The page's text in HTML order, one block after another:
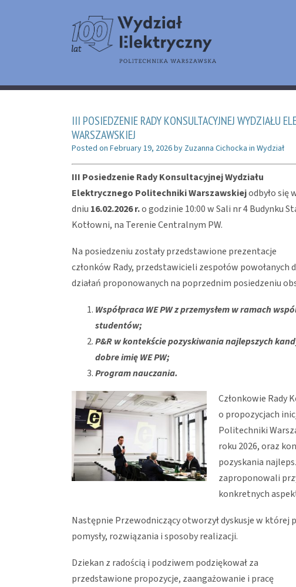
III POSIEDZENIE RADY KONSULTACYJNEJ WYDZIAŁU
WARSZAWSKIEJ
Posted on February 19, 2026by Zuzanna Cichocka in Wydział
III Posiedzenie Rady Konsultacyjnej Wydziału
Elektrycznego Politechniki Warszawskiejodbyło się
dniu 16.02.2026 r.o godzinie 10:00 w Sali nr 4 Budynku
Kotłowni, na Terenie Centralnym PW.
Na posiedzeniu zostały przedstawione prezentacje
członków Rady, przedstawicieli zespołów powołanych
działań proponowanych na poprzednim posiedzeniu
Współpraca WE PW z przemysłem w ramach
studentów;
P&R w kontekście pozyskiwania najlepszych
dobre imię WE PW;
Program nauczania.
Członkowie Rady
o propozycjach
Politechniki
roku 2026, oraz
pozyskania
zaproponowali
konkretnych
Następnie Przewodniczący otworzył dyskusje w której
pomysły, rozwiązania i sposoby realizacji.
Dziekan z radością i podziwem podziękował za
przedstawione propozycje, zaangażowanie i pracę